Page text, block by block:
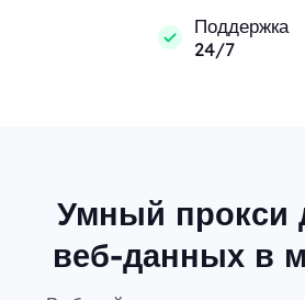
Поддержка
24/7
Умный прокси
веб-данных в